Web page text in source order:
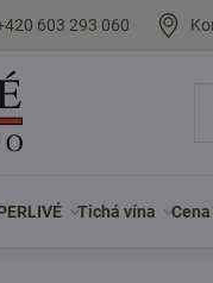
603 293 060
Tichá vína Cena